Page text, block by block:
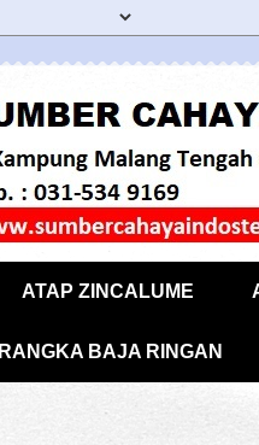
ATAP ZINCALUME
RANGKA BAJA RINGAN